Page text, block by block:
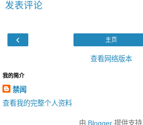
发表评论
‹ 主页
查看网络版本
我的简介
禁闻
查看我的完整个人资料
由 Blogger提供支持.